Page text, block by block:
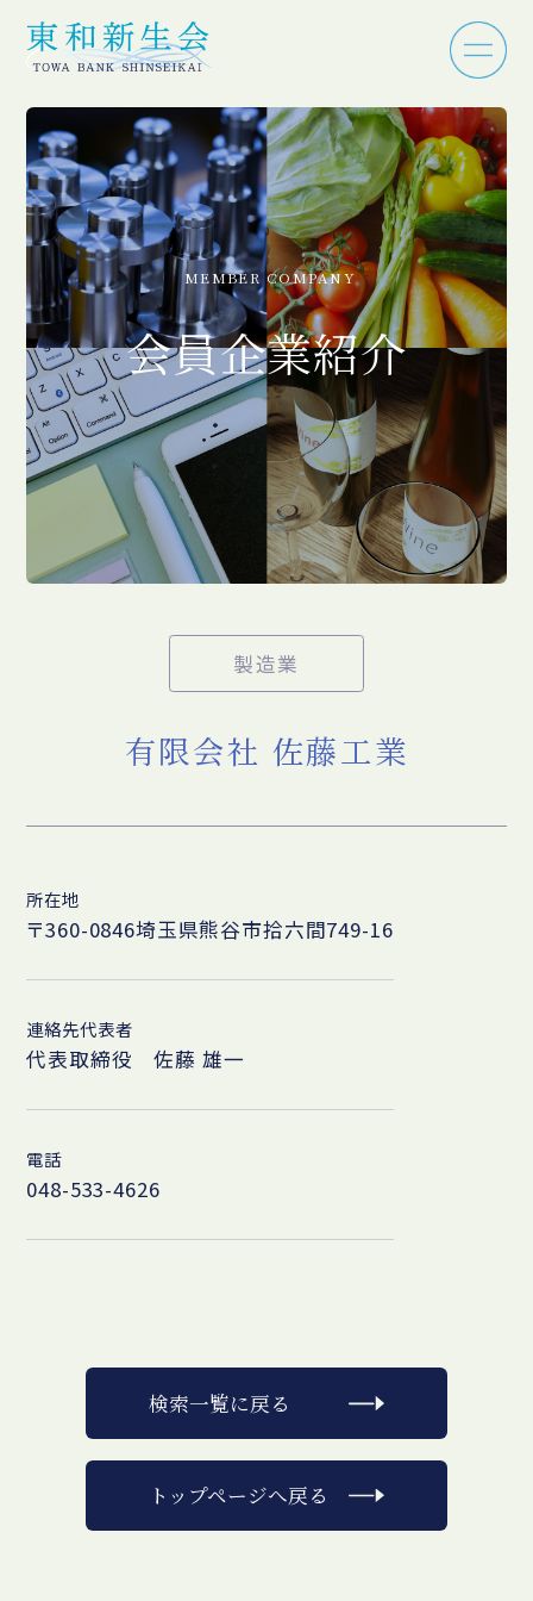
MEMBER COMPANY
会員企業紹介
製造業
有限会社 佐藤工業
所在地
〒360-0846埼玉県熊谷市拾六間749-16
連絡先代表者
代表取締役 佐藤 雄一
電話
048-533-4626
検索一覧に戻る
トップページへ戻る